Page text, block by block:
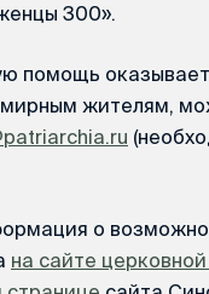
300».
помощь
жителям,
о
на сайте